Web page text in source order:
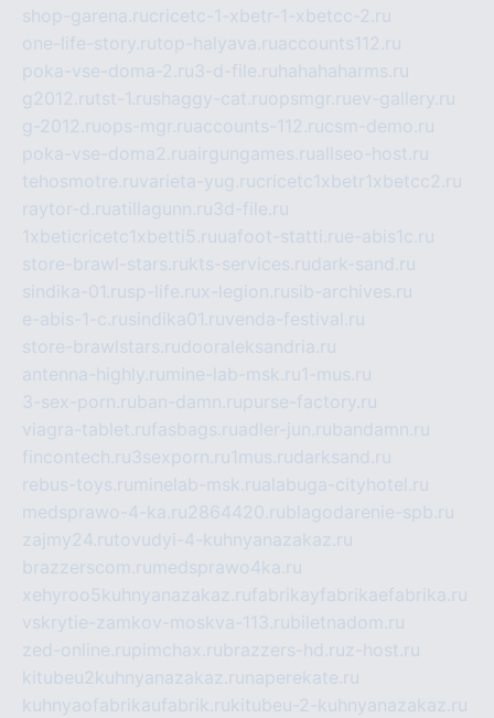
shop-garena.rucricetc-1-xbetr-1-xbetcc-2.ru
one-life-story.rutop-halyava.ruaccounts112.ru
poka-vse-doma-2.ru3-d-file.ru hahahaharms.ru
g2012.rutst-1.rushaggy-cat.ruopsmgr.ruev-gallery.ru
g-2012.ruops-mgr.ruaccounts-112.rucsm-demo.ru
poka-vse-doma2.ruairgungames.ruallseo-host.ru
tehosmotre.ruvarieta-yug.rucricetc1xbetr1xbetcc2.ru
raytor-d.ruatillagunn.ru3d-file.ru
1xbeticricetc1xbetti5.ruuafoot-statti.rue-abis1c.ru
store-brawl-stars.rukts-services.rudark-sand.ru
sindika-01.rusp-life.rux-legion.rusib-archives.ru
e-abis-1-c.rusindika01.ruvenda-festival.ru
store-brawlstars.rudooraleksandria.ru
antenna-highly.ru mine-lab-msk.ru1-mus.ru
3-sex-porn.ruban-damn.rupurse-factory.ru
viagra-tablet.rufasbags.ruadler-jun.rubandamn.ru
fincontech.ru3sexporn.ru1mus.rudarksand.ru
rebus-toys.ru minelab-msk.rualabuga-cityhotel.ru
medsprawo-4-ka.ru2864420.rublagodarenie-spb.ru
zajmy24.rutovudyi-4-kuhnyanazakaz.ru
brazzerscom.ru medsprawo4ka.ru
xehyroo5kuhnyanazakaz.rufabrikayfabrikaefabrika.ru
vskrytie-zamkov-moskva-113.rubiletnadom.ru
zed-online.rupimchax.rubrazzers-hd.ruz-host.ru
kitubeu2kuhnyanazakaz.ru naperekate.ru
kuhnyaofabrikaufabrik.rukitubeu-2-kuhnyanazakaz.ru